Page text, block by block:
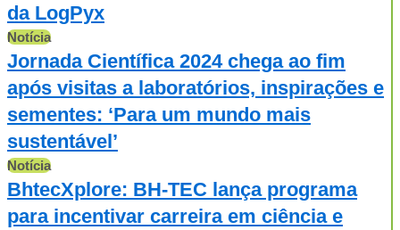
da LogPyx
Notícia
Jornada Científica 2024 chega ao fim
após visitas a laboratórios, inspirações e
sementes: ‘Para um mundo mais
sustentável’
Notícia
BhtecXplore: BH-TEC lança programa
para incentivar carreira em ciência e